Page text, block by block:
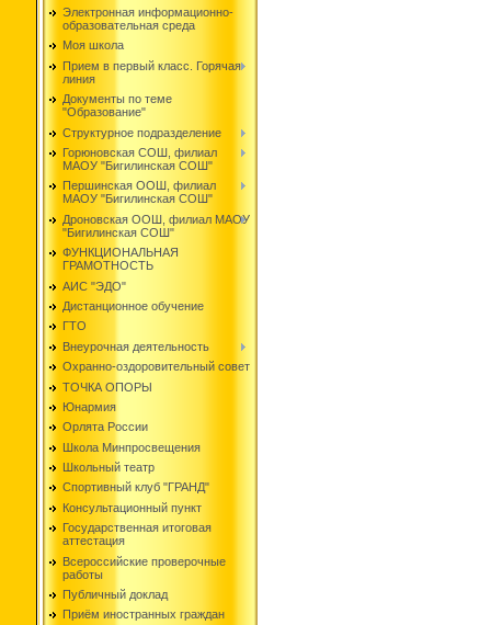
Электронная информационно-
образовательная среда
Моя школа
Прием в первый класс. Горячая
линия
Документы по теме
"Образование"
Структурное подразделение
Горюновская СОШ, филиал
МАОУ "Бигилинская СОШ"
Першинская ООШ, филиал
МАОУ "Бигилинская СОШ"
Дроновская ООШ, филиал МАОУ
"Бигилинская СОШ"
ФУНКЦИОНАЛЬНАЯ
ГРАМОТНОСТЬ
АИС "ЭДО"
Дистанционное обучение
ГТО
Внеурочная деятельность
Охранно-оздоровительный совет
ТОЧКА ОПОРЫ
Юнармия
Орлята России
Школа Минпросвещения
Школьный театр
Спортивный клуб "ГРАНД"
Консультационный пункт
Государственная итоговая
аттестация
Всероссийские проверочные
работы
Публичный доклад
Приём иностранных граждан